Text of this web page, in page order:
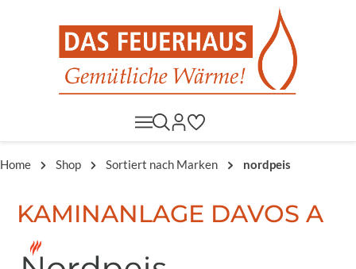
Home Shop Sortiert nach Marken nordpeis
KAMINANLAGE DAVOS A